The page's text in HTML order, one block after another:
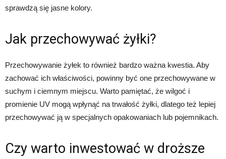
sprawdzą się jasne kolory.
Jak przechowywać żyłki?
Przechowywanie żyłek to również bardzo ważna kwestia. Aby
zachować ich właściwości, powinny być one przechowywane w
suchym i ciemnym miejscu. Warto pamiętać, że wilgoć i
promienie UV mogą wpłynąć na trwałość żyłki, dlatego też lepiej
przechowywać ją w specjalnych opakowaniach lub pojemnikach.
Czy warto inwestować w droższe